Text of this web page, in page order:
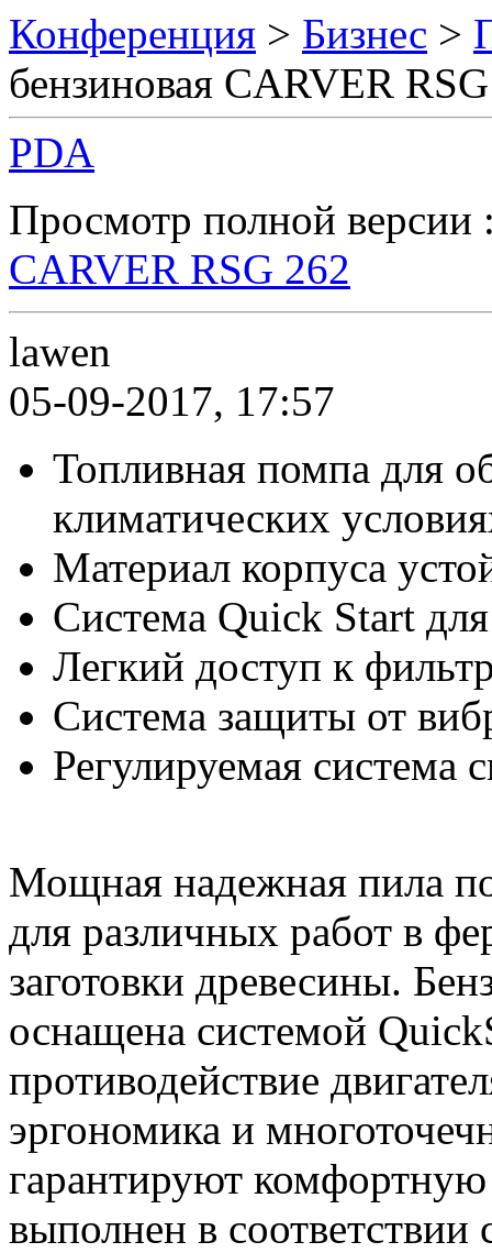
Конференция > Бизнес >
бензиновая CARVER
PDA
Просмотр полной
CARVER RSG 262
lawen
05-09-2017, 17:57
Топливная помпа для
климатических
Материал корпуса
Система Quick Start для
Легкий доступ к
Система защиты от
Регулируемая система
Мощная надежная пила
для различных работ в
заготовки древесины.
оснащена системой
противодействие
эргономика и
гарантируют
выполнен в